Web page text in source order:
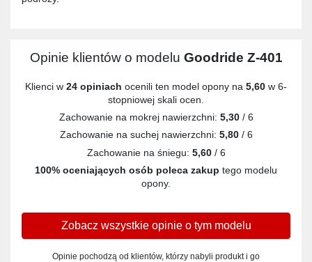
Opinie klientów o modelu Goodride Z-401
Klienci w 24 opiniach ocenili ten model opony na 5,60 w 6-
stopniowej skali ocen.
Zachowanie na mokrej nawierzchni: 5,30/ 6
Zachowanie na suchej nawierzchni: 5,80/ 6
Zachowanie na śniegu: 5,60/ 6
100% oceniających osób poleca zakup tego modelu
opony.
Zobacz wszystkie opinie o tym modelu
Opinie pochodzą od klientów, którzy nabyli produkt i go